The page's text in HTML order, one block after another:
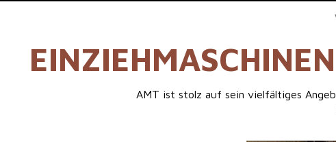
AMT ist stolz auf sein vielfältiges